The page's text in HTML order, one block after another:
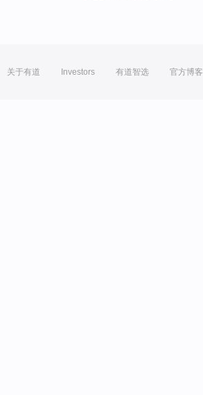
关于有道 Investors 有道智选 官方博客